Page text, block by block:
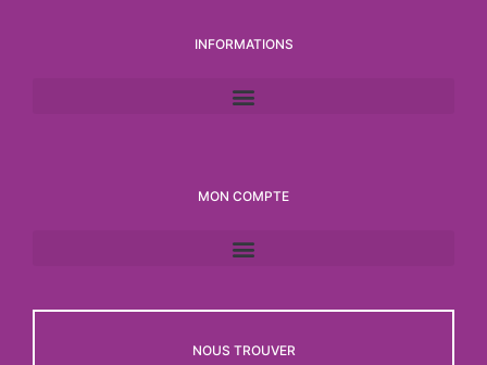
INFORMATIONS
MON COMPTE
NOUS TROUVER